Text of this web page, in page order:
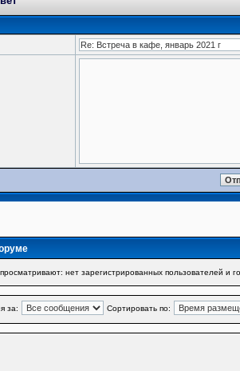
нет зарегистрированных пользователей и
за: Сортировать по: